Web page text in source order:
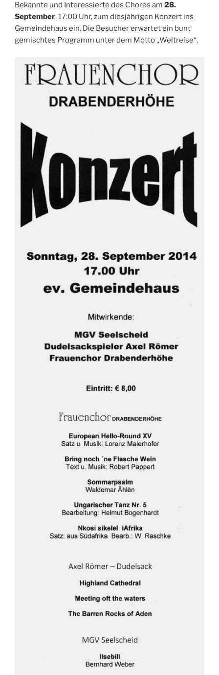
Bekannte und Interessierte des Chores am 28.
September, 17:00 Uhr, zum diesjährigen Konzert ins
Gemeindehaus ein. Die Besucher erwartet ein bunt
gemischtes Programm unter dem Motto „Weltreise“.